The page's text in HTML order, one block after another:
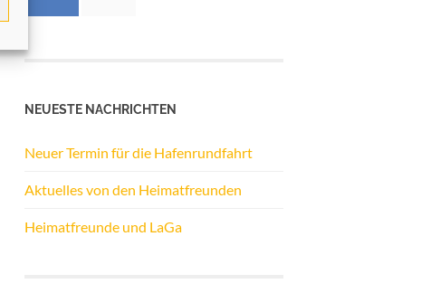
NEUESTE NACHRICHTEN
Neuer Termin für die Hafenrundfahrt
Aktuelles von den Heimatfreunden
Heimatfreunde und LaGa